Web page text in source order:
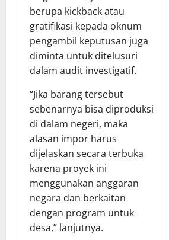
berupa kickback atau
gratifikasi kepada oknum
pengambil keputusan juga
diminta untuk ditelusuri
dalam audit investigatif.
“Jika barang tersebut
sebenarnya bisa diproduksi
di dalam negeri, maka
alasan impor harus
dijelaskan secara terbuka
karena proyek ini
menggunakan anggaran
negara dan berkaitan
dengan program untuk
desa,” lanjutnya.